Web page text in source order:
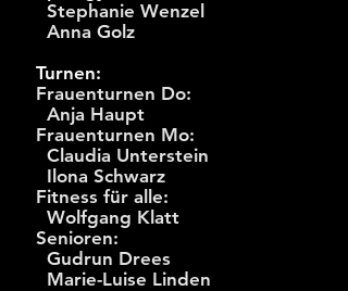
Stephanie Wenzel
Anna Golz
Turnen:
Frauenturnen Do:
Anja Haupt
Frauenturnen Mo:
Claudia Unterstein
Ilona Schwarz
Fitness für alle:
Wolfgang Klatt
Senioren:
Gudrun Drees
Marie-Luise Linden